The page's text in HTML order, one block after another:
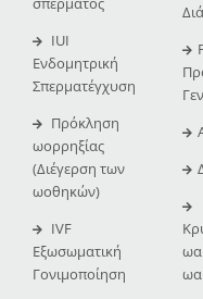
IUI
Ενδομητρική
Σπερματέγχυση
Πρόκληση
ωορρηξίας
(Διέγερση των
ωοθηκών)
IVF
Εξωσωματική
Γονιμοποίηση